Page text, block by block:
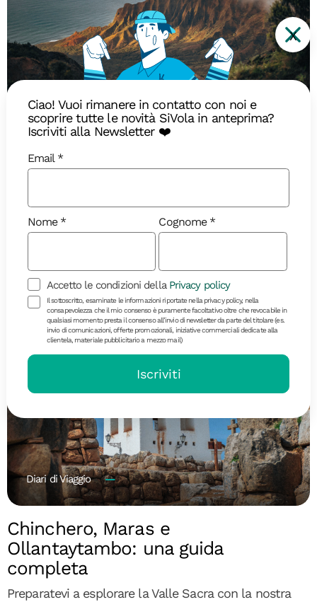
Diari di Viaggio
Visitare le Hawaii a Giugno: guida
completa
Preparatevi a scoprire le Hawaii a Giugno:
avventure indimenticabili, paesaggi mozzafiato,
snorkeling, escursioni e tanto altro in questo
Diari di Viaggio
Chinchero, Maras e
Ollantaytambo: una guida
completa
Preparatevi a esplorare la Valle Sacra con la nostra
X
Ciao! Vuoi rimanere in contatto con noi e
scoprire tutte le novità SiVola in anteprima?
Iscriviti alla Newsletter ❤️
Email
Nome Cognome
Accetto le condizioni della Privacy policy
Il sottoscritto, esaminate le informazioni riportate nella privacy policy, nella
consapevolezza che il mio consenso è puramente facoltativo oltre che revocabile in
qualsiasi momento presta il consenso all’invio di newsletter da parte del titolare (es.
invio di comunicazioni, offerte promozionali, iniziative commerciali dedicate alla
clientela, materiale pubblicitario a mezzo mail)
Iscriviti